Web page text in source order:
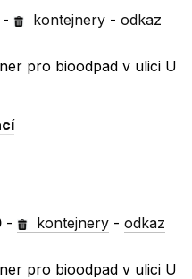
- kontejnery -odkaz
pro bioodpad v ulici U
- kontejnery -odkaz
pro bioodpad v ulici U